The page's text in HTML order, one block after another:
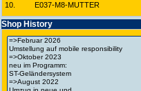
10.
E037-M8-MUTTER
Shop History